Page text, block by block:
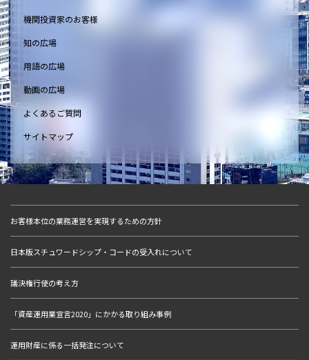
機関投資家のお客様
知の広場
用語の広場
動画の広場
よくあるご質問
サイトマップ
お客様本位の業務運営を実現するための方針
日本版スチュワードシップ・コードの受入れについて
議決権行使の考え方
「資産運用業宣言2020」にかかる取り組み事例
運用財産に係る一括発注について